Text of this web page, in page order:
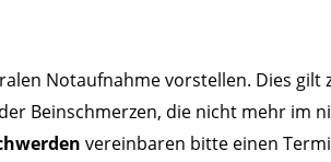
Notaufnahme vorstellen. Dies gilt
Beinschmerzen, die nicht mehr im
vereinbaren bitte einen